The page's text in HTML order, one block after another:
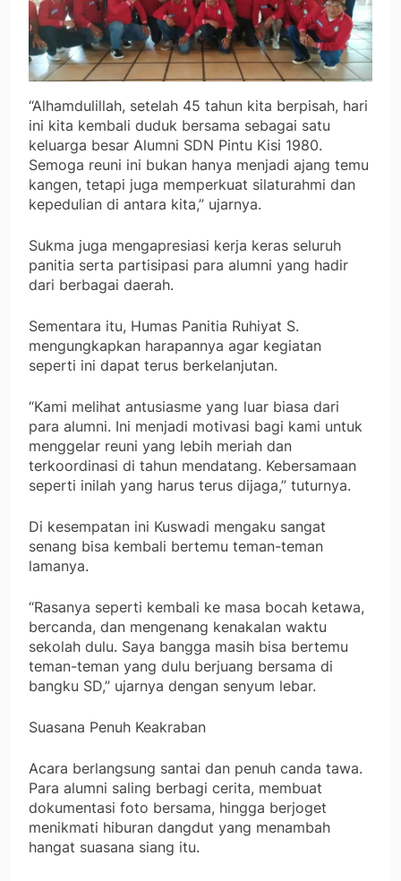
“Alhamdulillah, setelah 45 tahun kita berpisah, hari
ini kita kembali duduk bersama sebagai satu
keluarga besar Alumni SDN Pintu Kisi 1980.
Semoga reuni ini bukan hanya menjadi ajang temu
kangen, tetapi juga memperkuat silaturahmi dan
kepedulian di antara kita,” ujarnya.
Sukma juga mengapresiasi kerja keras seluruh
panitia serta partisipasi para alumni yang hadir
dari berbagai daerah.
Sementara itu, Humas Panitia Ruhiyat S.
mengungkapkan harapannya agar kegiatan
seperti ini dapat terus berkelanjutan.
“Kami melihat antusiasme yang luar biasa dari
para alumni. Ini menjadi motivasi bagi kami untuk
menggelar reuni yang lebih meriah dan
terkoordinasi di tahun mendatang. Kebersamaan
seperti inilah yang harus terus dijaga,” tuturnya.
Di kesempatan ini Kuswadi mengaku sangat
senang bisa kembali bertemu teman-teman
lamanya.
“Rasanya seperti kembali ke masa bocah ketawa,
bercanda, dan mengenang kenakalan waktu
sekolah dulu. Saya bangga masih bisa bertemu
teman-teman yang dulu berjuang bersama di
bangku SD,” ujarnya dengan senyum lebar.
Suasana Penuh Keakraban
Acara berlangsung santai dan penuh canda tawa.
Para alumni saling berbagi cerita, membuat
dokumentasi foto bersama, hingga berjoget
menikmati hiburan dangdut yang menambah
hangat suasana siang itu.